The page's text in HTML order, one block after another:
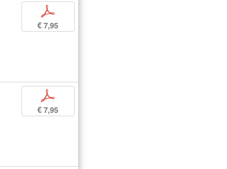
p
€ 7,95
p
€ 7,95